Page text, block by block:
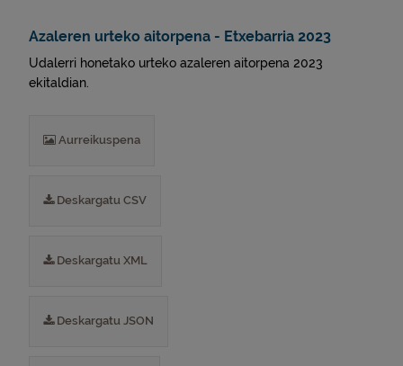
Azaleren urteko aitorpena - Etxebarria 2023
Udalerri honetako urteko azaleren aitorpena 2023
ekitaldian.
Aurreikuspena
Deskargatu CSV
Deskargatu XML
Deskargatu JSON